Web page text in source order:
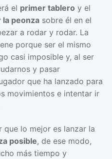
el primer tablero y el
la peonza sobre él en el
a rodar y rodar. La
porque ser el mismo
casi imposible y, al ser
y pasar
que ha lanzado para
movimientos e intentar ir
que lo mejor es lanzar la
posible, de ese modo,
más tiempo y